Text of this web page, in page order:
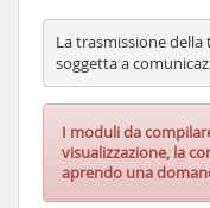
La trasmissione
soggetta a
I moduli da
visualizzazione, la
aprendo una